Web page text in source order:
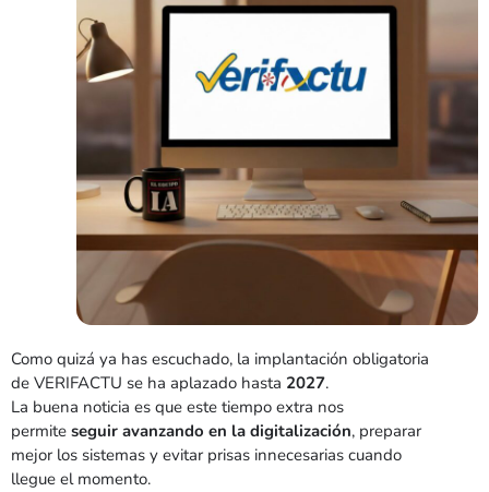
Como quizá ya has escuchado, la implantación obligatoria
de VERIFACTU se ha aplazado hasta 2027.
La buena noticia es que este tiempo extra nos
permite seguir avanzando en la digitalización, preparar
mejor los sistemas y evitar prisas innecesarias cuando
llegue el momento.